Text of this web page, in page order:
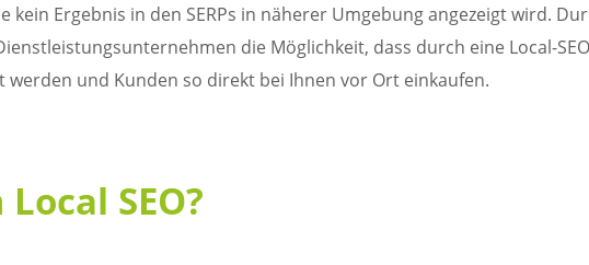
kein Ergebnis in den SERPs in näherer Umgebung angezeigt wird.
die Möglichkeit, dass durch eine Local-
werden und Kunden so direkt bei Ihnen vor Ort einkaufen.
SEO?